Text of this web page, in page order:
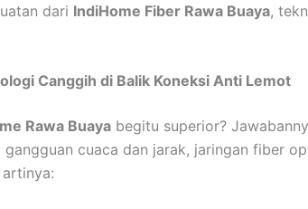
dari IndiHome Fiber Rawa Buaya,
Canggih di Balik Koneksi Anti Lemot
Rawa Buaya begitu superior?
cuaca dan jarak, jaringan fiber